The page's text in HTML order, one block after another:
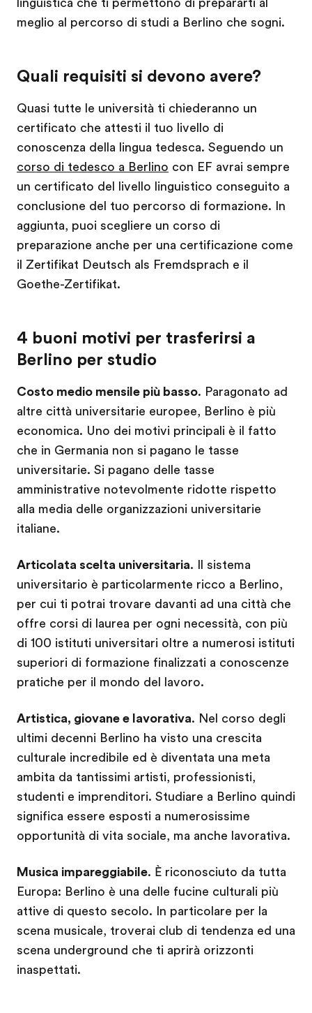
linguistica che ti permettono di prepararti al
meglio al percorso di studi a Berlino che sogni.
Quali requisiti si devono avere?
Quasi tutte le università ti chiederanno un
certificato che attesti il tuo livello di
conoscenza della lingua tedesca. Seguendo un
corso di tedesco a Berlino con EF avrai sempre
un certificato del livello linguistico conseguito a
conclusione del tuo percorso di formazione. In
aggiunta, puoi scegliere un corso di
preparazione anche per una certificazione come
il Zertifikat Deutsch als Fremdsprach e il
Goethe-Zertifikat.
4 buoni motivi per trasferirsi a
Berlino per studio
Costo medio mensile più basso. Paragonato ad
altre città universitarie europee, Berlino è più
economica. Uno dei motivi principali è il fatto
che in Germania non si pagano le tasse
universitarie. Si pagano delle tasse
amministrative notevolmente ridotte rispetto
alla media delle organizzazioni universitarie
italiane.
Articolata scelta universitaria. Il sistema
universitario è particolarmente ricco a Berlino,
per cui ti potrai trovare davanti ad una città che
offre corsi di laurea per ogni necessità, con più
di 100 istituti universitari oltre a numerosi istituti
superiori di formazione finalizzati a conoscenze
pratiche per il mondo del lavoro.
Artistica, giovane e lavorativa. Nel corso degli
ultimi decenni Berlino ha visto una crescita
culturale incredibile ed è diventata una meta
ambita da tantissimi artisti, professionisti,
studenti e imprenditori. Studiare a Berlino quindi
significa essere esposti a numerosissime
opportunità di vita sociale, ma anche lavorativa.
Musica impareggiabile. È riconosciuto da tutta
Europa: Berlino è una delle fucine culturali più
attive di questo secolo. In particolare per la
scena musicale, troverai club di tendenza ed una
scena underground che ti aprirà orizzonti
inaspettati.